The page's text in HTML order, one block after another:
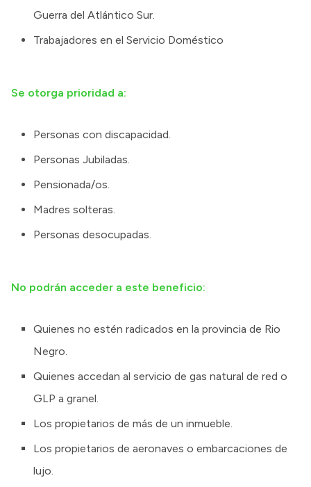
Guerra del Atlántico Sur.
Trabajadores en el Servicio Doméstico
Se otorga prioridad a:
Personas con discapacidad.
Personas Jubiladas.
Pensionada/os.
Madres solteras.
Personas desocupadas.
No podrán acceder a este beneficio:
Quienes no estén radicados en la provincia de Rio
Negro.
Quienes accedan al servicio de gas natural de red o
GLP a granel.
Los propietarios de más de un inmueble.
Los propietarios de aeronaves o embarcaciones de
lujo.